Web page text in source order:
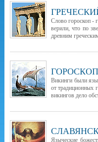
Слово гороскоп -
верили, что по
древним
Викинги были
от традиционных
викингов дело
Языческие